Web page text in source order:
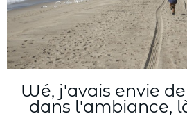
Wé, j'avais envie
dans l'ambiance,